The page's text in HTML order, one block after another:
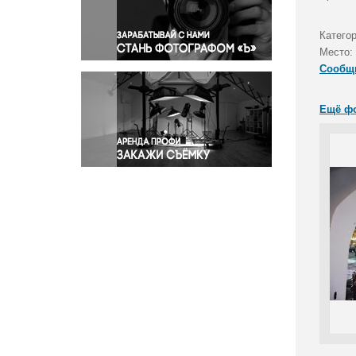
Правосудие
Происшествия и конфликты
Религия
Светская жизнь
Спорт
Экология
Экономика и бизнес
Место:
Ещё